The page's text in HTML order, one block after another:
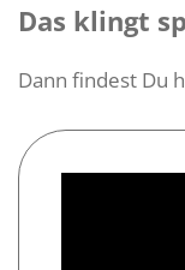
Das klingt
Dann findest Du